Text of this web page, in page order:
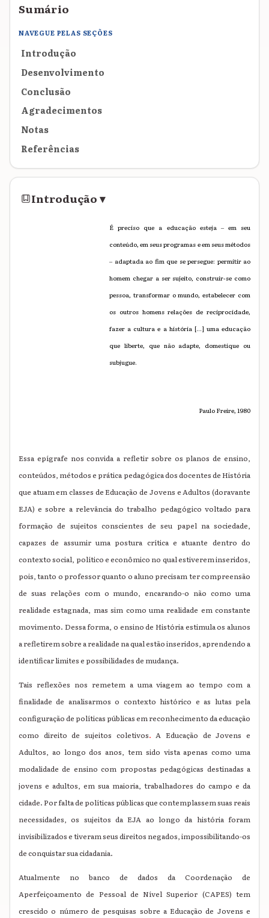
Sumário
NAVEGUE PELAS SEÇÕES
Introdução
Desenvolvimento
Conclusão
Agradecimentos
Notas
Referências
Introdução▾
É preciso que a educação esteja ‒ em seu
conteúdo, em seus programas e em seus métodos
‒ adaptada ao fim que se persegue: permitir ao
homem chegar a ser sujeito, construir-se como
pessoa, transformar o mundo, estabelecer com
os outros homens relações de reciprocidade,
fazer a cultura e a história [...] uma educação
que liberte, que não adapte, domestique ou
subjugue.
Paulo Freire, 1980
Essa epígrafe nos convida a refletir sobre os planos de ensino,
conteúdos, métodos e prática pedagógica dos docentes de História
que atuam em classes de Educação de Jovens e Adultos (doravante
EJA) e sobre a relevância do trabalho pedagógico voltado para
formação de sujeitos conscientes de seu papel na sociedade,
capazes de assumir uma postura crítica e atuante dentro do
contexto social, político e econômico no qual estiverem inseridos,
pois, tanto o professor quanto o aluno precisam ter compreensão
de suas relações com o mundo, encarando-o não como uma
realidade estagnada, mas sim como uma realidade em constante
movimento. Dessa forma, o ensino de História estimula os alunos
a refletirem sobre a realidade na qual estão inseridos, aprendendo a
identificar limites e possibilidades de mudança.
Tais reflexões nos remetem a uma viagem ao tempo com a
finalidade de analisarmos o contexto histórico e as lutas pela
configuração de políticas públicas em reconhecimento da educação
como direito de sujeitos coletivos. A Educação de Jovens e
Adultos, ao longo dos anos, tem sido vista apenas como uma
modalidade de ensino com propostas pedagógicas destinadas a
jovens e adultos, em sua maioria, trabalhadores do campo e da
cidade. Por falta de políticas públicas que contemplassem suas reais
necessidades, os sujeitos da EJA ao longo da história foram
invisibilizados e tiveram seus direitos negados, impossibilitando-os
de conquistar sua cidadania.
Atualmente no banco de dados da Coordenação de
Aperfeiçoamento de Pessoal de Nível Superior (CAPES) tem
crescido o número de pesquisas sobre a Educação de Jovens e